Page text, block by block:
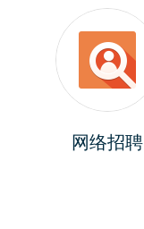
网络招聘